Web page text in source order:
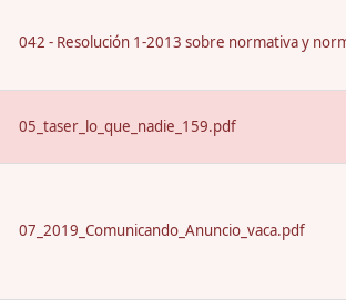
042 - Resolución 1-2013 sobre normativa y
05_taser_lo_que_nadie_159.pdf
07_2019_Comunicando_Anuncio_vaca.pdf